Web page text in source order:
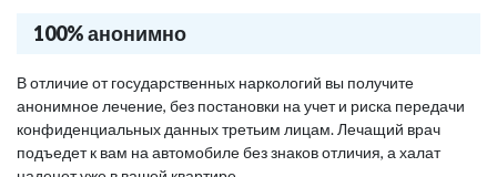
100% анонимно
В отличие от государственных наркологий вы получите
анонимное лечение, без постановки на учет и риска передачи
конфиденциальных данных третьим лицам. Лечащий врач
подъедет к вам на автомобиле без знаков отличия, а халат